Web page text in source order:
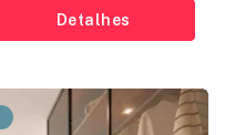
Detalhes